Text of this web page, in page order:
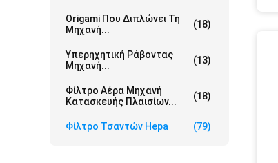
Origami Που Διπλώνει Τη
Μηχανή...
(18)
Υπερηχητική Ράβοντας
Μηχανή...
(13)
Φίλτρο Αέρα Μηχανή
Κατασκευής Πλαισίων...
(18)
Φίλτρο Τσαντών Hepa (79)